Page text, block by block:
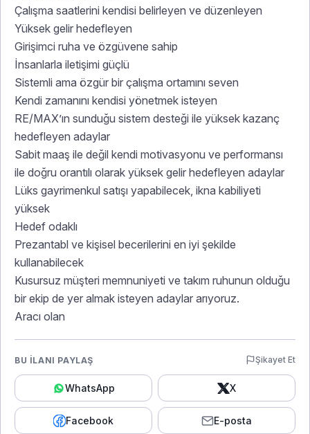
Çalışma saatlerini kendisi belirleyen ve düzenleyen
Yüksek gelir hedefleyen
Girişimci ruha ve özgüvene sahip
İnsanlarla iletişimi güçlü
Sistemli ama özgür bir çalışma ortamını seven
Kendi zamanını kendisi yönetmek isteyen
RE/MAX’ın sunduğu sistem desteği ile yüksek kazanç
hedefleyen adaylar
Sabit maaş ile değil kendi motivasyonu ve performansı
ile doğru orantılı olarak yüksek gelir hedefleyen adaylar
Lüks gayrimenkul satışı yapabilecek, ikna kabiliyeti
yüksek
Hedef odaklı
Prezantabl ve kişisel becerilerini en iyi şekilde
kullanabilecek
Kusursuz müşteri memnuniyeti ve takım ruhunun olduğu
bir ekip de yer almak isteyen adaylar arıyoruz.
Aracı olan
BU İLANI PAYLAŞ Şikayet Et
WhatsApp X
Facebook E-posta